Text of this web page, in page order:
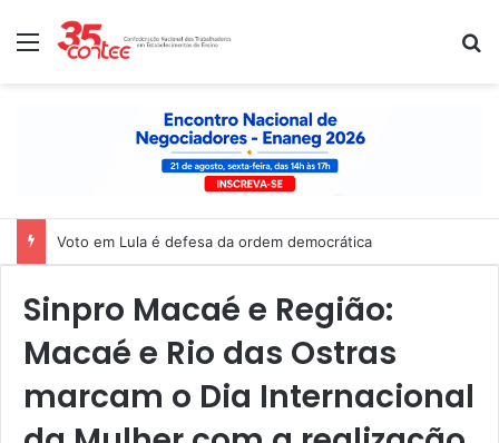
Menu
Voto em Lula é defesa da ordem democrática
Sinpro Macaé e Região:
Macaé e Rio das Ostras
marcam o Dia Internacional